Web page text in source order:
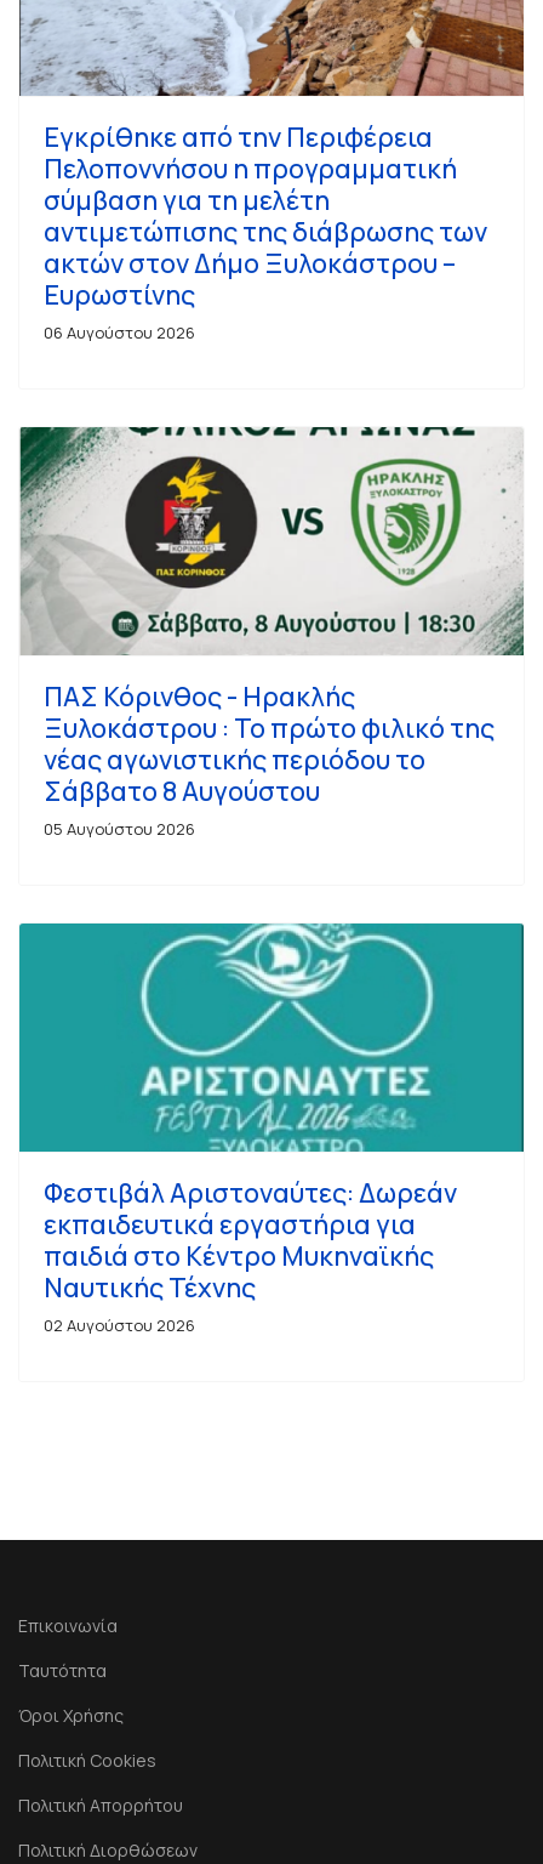
Εγκρίθηκε από την Περιφέρεια
Πελοποννήσου η προγραμματική
σύμβαση για τη μελέτη
αντιμετώπισης της διάβρωσης των
ακτών στον Δήμο Ξυλοκάστρου –
Ευρωστίνης
06 Αυγούστου 2026
ΠΑΣ Κόρινθος - Ηρακλής
Ξυλοκάστρου : Το πρώτο φιλικό της
νέας αγωνιστικής περιόδου το
Σάββατο 8 Αυγούστου
05 Αυγούστου 2026
Φεστιβάλ Αριστοναύτες: Δωρεάν
εκπαιδευτικά εργαστήρια για
παιδιά στο Κέντρο Μυκηναϊκής
Ναυτικής Τέχνης
02 Αυγούστου 2026
Επικοινωνία
Ταυτότητα
Όροι Χρήσης
Πολιτική Cookies
Πολιτική Απορρήτου
Πολιτική Διορθώσεων